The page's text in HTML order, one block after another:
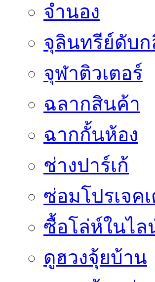
จำนอง
จุลินทรีย์ดับ
จุฬาติวเตอร์
ฉลากสินค้า
ฉากกั้นห้อง
ช่างปาร์เก้
ซ่อมโปรเจค
ซื้อโล่ห์ในไล
ดูฮวงจุ้ยบ้าน